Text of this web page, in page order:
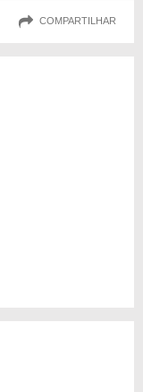
COMPARTILHAR